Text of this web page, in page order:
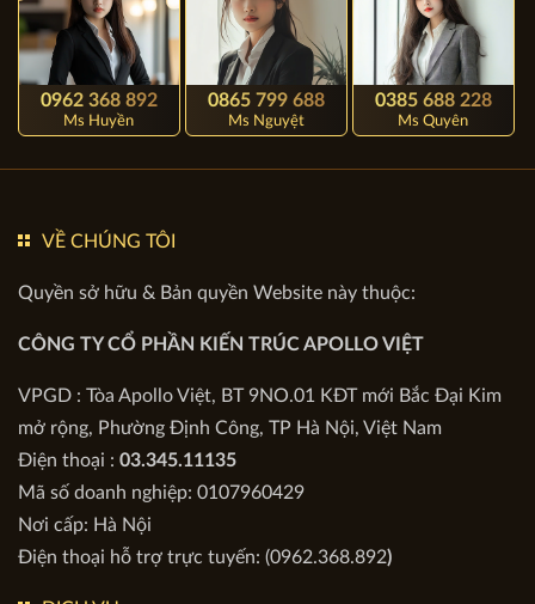
Thiết kế Biệt thự 2 tầng đẹp mỹ mãn
Biệt thự2 tầng nên diện tích sử dụng tăng lên, từ đó việc
bố trí sắp xếp công năng trở nên dễ dàng hơn, có nhiều sự
lựa chọn cho việc sắp xếp vị trí các phòng sao cho tiện nghi
và đảm bảo phong thủy.
- Vật liệu xây dựng công nghệ mới: Sử dụng nhiều vật liệu
hiện đại như kính cường lực trong suốt, thanh lam gỗ cách
0962 368 892
Ms Huyền
0865 799 688
Ms Nguyệt
0385 688 228
Ms Quyên
VỀ CHÚNG TÔI
Quyền sở hữu & Bản quyền Website này thuộc:
CÔNG TY CỔ PHẦN KIẾN TRÚC APOLLO VIỆT
VPGD : Tòa Apollo Việt, BT 9NO.01 KĐT mới Bắc Đại Kim
mở rộng, Phường Định Công, TP Hà Nội, Việt Nam
Điện thoại : 03.345.11135
Mã số doanh nghiệp: 0107960429
Nơi cấp: Hà Nội
Điện thoại hỗ trợ trực tuyến: (0962.368.892)